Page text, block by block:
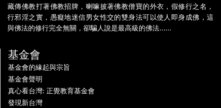
藏傳佛教打著佛教招牌，喇嘛披著佛教僧寶的外衣，假修行之名，
行邪淫之實，愚癡地迷信男女性交的雙身法可以使人即身成佛，這
與佛法的修行完全無關，卻騙人說是最高級的佛法......
基金會
基金會的緣起與宗旨
基金會聲明
真心看台灣: 正覺教育基金會
發現新台灣